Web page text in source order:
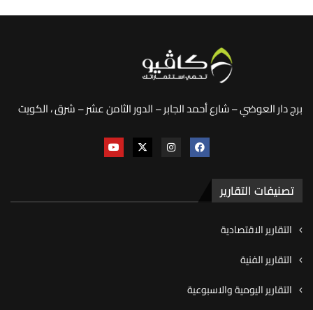
برج دار العوضي – شارع أحمد الجابر – الدور الثامن عشر – شرق ، الكويت
تصنيفات التقارير
التقارير الاقتصادية
التقارير الفنية
التقارير اليومية والاسبوعية